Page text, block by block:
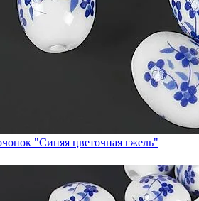
"Синяя цветочная гжель"